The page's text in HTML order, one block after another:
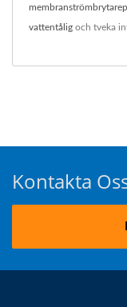
vattentålig och tveka
Kontakta